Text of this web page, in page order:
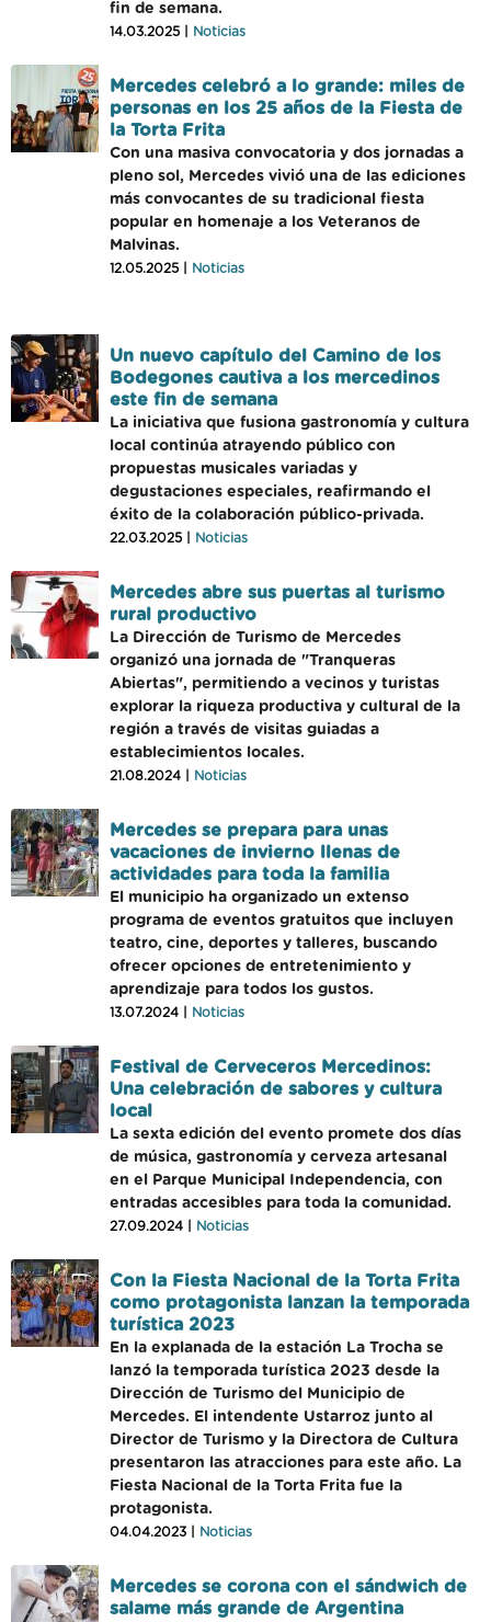
fin de semana.
14.03.2025 | Noticias
Mercedes celebró a lo grande: miles de
personas en los 25 años de la Fiesta de
la Torta Frita
Con una masiva convocatoria y dos jornadas a
pleno sol, Mercedes vivió una de las ediciones
más convocantes de su tradicional fiesta
popular en homenaje a los Veteranos de
Malvinas.
12.05.2025 | Noticias
Un nuevo capítulo del Camino de los
Bodegones cautiva a los mercedinos
este fin de semana
La iniciativa que fusiona gastronomía y cultura
local continúa atrayendo público con
propuestas musicales variadas y
degustaciones especiales, reafirmando el
éxito de la colaboración público-privada.
22.03.2025 | Noticias
Mercedes abre sus puertas al turismo
rural productivo
La Dirección de Turismo de Mercedes
organizó una jornada de "Tranqueras
Abiertas", permitiendo a vecinos y turistas
explorar la riqueza productiva y cultural de la
región a través de visitas guiadas a
establecimientos locales.
21.08.2024 | Noticias
Mercedes se prepara para unas
vacaciones de invierno llenas de
actividades para toda la familia
El municipio ha organizado un extenso
programa de eventos gratuitos que incluyen
teatro, cine, deportes y talleres, buscando
ofrecer opciones de entretenimiento y
aprendizaje para todos los gustos.
13.07.2024 | Noticias
Festival de Cerveceros Mercedinos:
Una celebración de sabores y cultura
local
La sexta edición del evento promete dos días
de música, gastronomía y cerveza artesanal
en el Parque Municipal Independencia, con
entradas accesibles para toda la comunidad.
27.09.2024 | Noticias
Con la Fiesta Nacional de la Torta Frita
como protagonista lanzan la temporada
turística 2023
En la explanada de la estación La Trocha se
lanzó la temporada turística 2023 desde la
Dirección de Turismo del Municipio de
Mercedes. El intendente Ustarroz junto al
Director de Turismo y la Directora de Cultura
presentaron las atracciones para este año. La
Fiesta Nacional de la Torta Frita fue la
protagonista.
04.04.2023 | Noticias
Mercedes se corona con el sándwich de
salame más grande de Argentina